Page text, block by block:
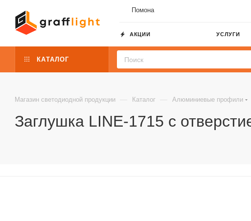
Помона
АКЦИИ УСЛУГИ
КАТАЛОГ
Магазин светодиодной продукции — Каталог — Алюминиевые профили
Заглушка LINE-1715 с